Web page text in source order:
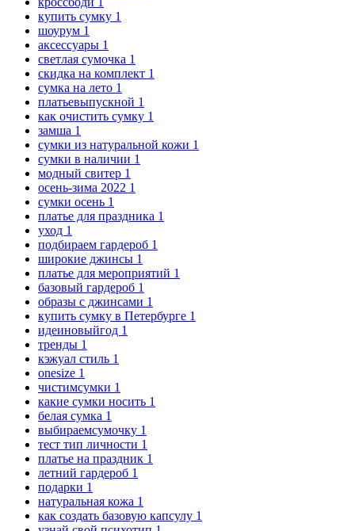
купить сумку 1
шоурум 1
аксессуары 1
светлая сумочка 1
скидка на комплект 1
сумка на лето 1
платьевыпускной 1
как очистить сумку 1
замша 1
сумки из натуральной кожи 1
сумки в наличии 1
модный свитер 1
осень-зима 2022 1
сумки осень 1
платье для праздника 1
уход 1
подбираем гардероб 1
широкие джинсы 1
платье для мероприятий 1
базовый гардероб 1
образы с джинсами 1
купить сумку в Петербурге 1
идеиновыйгод 1
тренды 1
кэжуал стиль 1
onesize 1
чистимсумки 1
какие сумки носить 1
белая сумка 1
выбираемсумочку 1
тест тип личности 1
платье на праздник 1
летний гардероб 1
подарки 1
натуральная кожа 1
как создать базовую капсулу 1